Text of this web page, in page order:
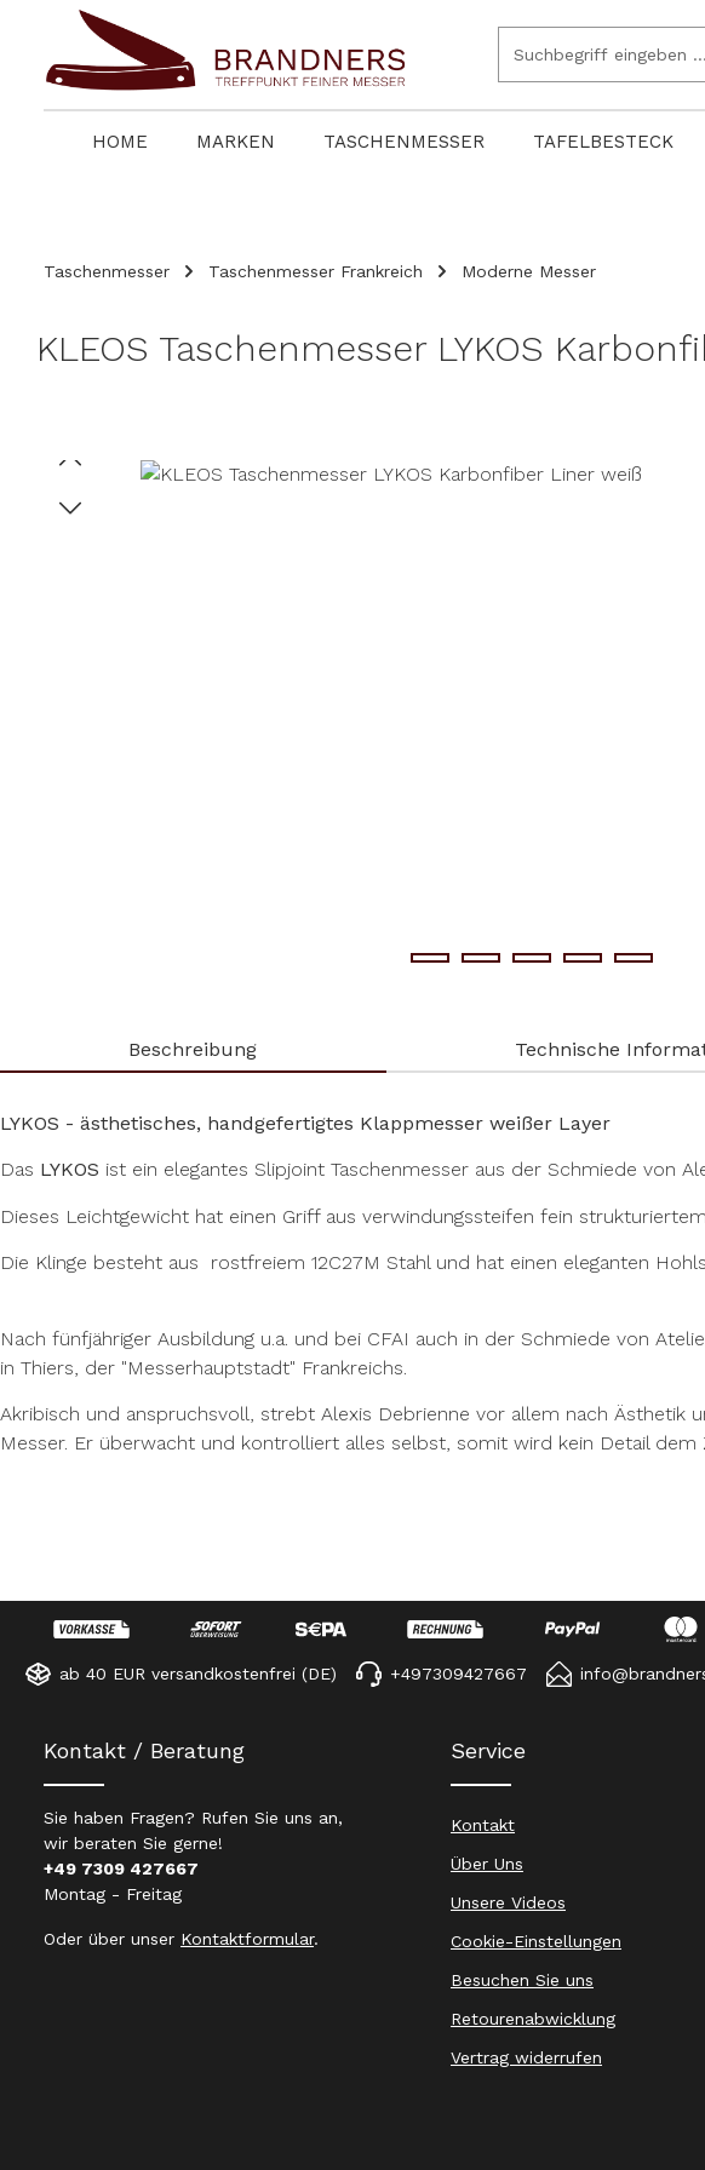
Zur Hauptnavigation springen
HOME MARKEN TASCHENMESSER TAFELBESTECK
Taschenmesser Taschenmesser Frankreich Moderne Messer
KLEOS Taschenmesser LYKOS
Bildergalerie überspringen
Beschreibung Technische
LYKOS - ästhetisches, handgefertigtes Klappmesser weißer Layer
Das LYKOS ist ein elegantes Slipjoint Taschenmesser aus der Schmiede von
Dieses Leichtgewicht hat einen Griff aus verwindungssteifen fein
Die Klinge besteht aus rostfreiem 12C27M Stahl und hat einen eleganten
Nach fünfjähriger Ausbildung u.a. und bei CFAI auch in der Schmiede von
in Thiers, der "Messerhauptstadt" Frankreichs.
Akribisch und anspruchsvoll, strebt Alexis Debrienne vor allem nach Ästhetik
Messer. Er überwacht und kontrolliert alles selbst, somit wird kein Detail
ab 40 EUR versandkostenfrei (DE) +497309427667
Kontakt / Beratung
Sie haben Fragen? Rufen Sie uns an,
wir beraten Sie gerne!
+49 7309 427667
Montag - Freitag
Oder über unser Kontaktformular.
Service
Kontakt
Über Uns
Unsere Videos
Cookie-Einstellungen
Besuchen Sie uns
Retourenabwicklung
Vertrag widerrufen